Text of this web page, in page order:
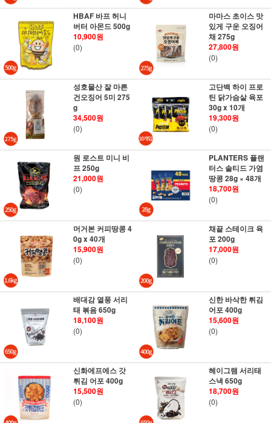
HBAF 바프 허니
버터 아몬드 500g
10,900원
(0)
마마스 초이스 맛
있게 구운 오징어
채 275g
27,800원
(0)
성호물산 잘 마른
건오징어 5미 275
g
34,500원
(0)
고단백 하이 프로
틴 닭가슴살 육포
30g x 10개
19,300원
(0)
원 로스트 미니 비
프 250g
21,000원
(0)
PLANTERS 플랜
터스 솔티드 가염
땅콩 28g × 48개
18,700원
(0)
머거본 커피땅콩 4
0g x 40개
15,900원
(0)
채끝 스테이크 육
포 200g
17,000원
(0)
배대감 열풍 서리
태 볶음 650g
18,100원
(0)
신한 바삭한 튀김
어포 400g
15,600원
(0)
신화에프에스 갓
튀김 어포 400g
15,500원
(0)
헤이그램 서리태
스낵 650g
18,700원
(0)